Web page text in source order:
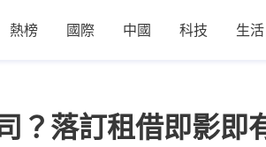
熱榜 國際 中國 科技 生活
？落訂租借即影即